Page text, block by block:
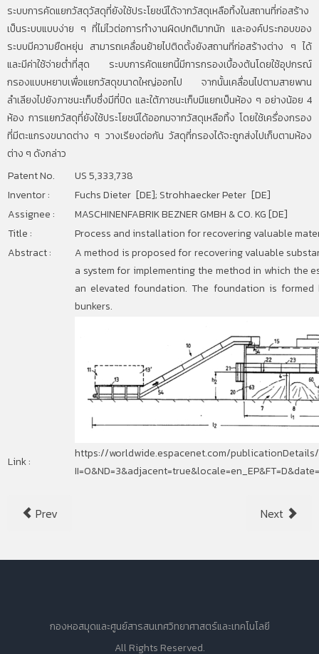
ระบบการคัดแยกวัสดุวัสดุที่ยังใช้ประโยชน์ได้จากวัสดุเหลือทิ้งในสถานที่ก่อสร้าง
เป็นระบบแบบง่าย ๆ ที่ไม่ไวต่อการทำงานผิดปกติมากนัก และองค์ประกอบของ
ระบบมีความยืดหยุ่น สามารถเคลื่อนย้ายไปติดตั้งยังสถานที่ก่อสร้างต่าง ๆ ได้
และมีค่าใช้จ่ายต่ำที่สุด ระบบการคัดแยกนี้มีการกรองเบื้องต้นโดยใช้อุปกรณ์
กรองแบบหยาบเพื่อแยกวัสดุขนาดใหญ่ออกไป จากนั้นเคลื่อนไปตามสายพาน
ลำเลียงไปยังภาชนะเก็บซึ่งมีที่ปิด และใต้ภาชนะเก็บมีแยกเป็นห้อง ๆ อย่างน้อย 4
ห้อง การแยกวัสดุที่ยังใช้ประโยชน์ได้ออกมจากวัสดุเหลือทิ้ง โดยใช้เครื่องกรอง
ที่มีตะแกรงขนาดต่าง ๆ วางเรียงต่อกัน วัสดุที่กรองได้จะถูกส่งไปเก็บตามห้อง
ต่าง ๆ ดังกล่าว
Patent No.
US 5,333,738
Inventor :
Fuchs Dieter [DE]; Strohhaecker Peter [DE]
Assignee :
MASCHINENFABRIK BEZNER GMBH & CO. KG [DE]
Title :
Process and installation for recovering valuable
Abstract :
A method is proposed for recovering valuable
a system for implementing the method in which the
an elevated foundation. The foundation is
bunkers.
Link :
https://worldwide.espacenet.com/
Prev Next
กองหอสมุดและศูนย์สารสนเทศวิทยาศาสตร์และเทคโนโลยี
All Rights Reserved.